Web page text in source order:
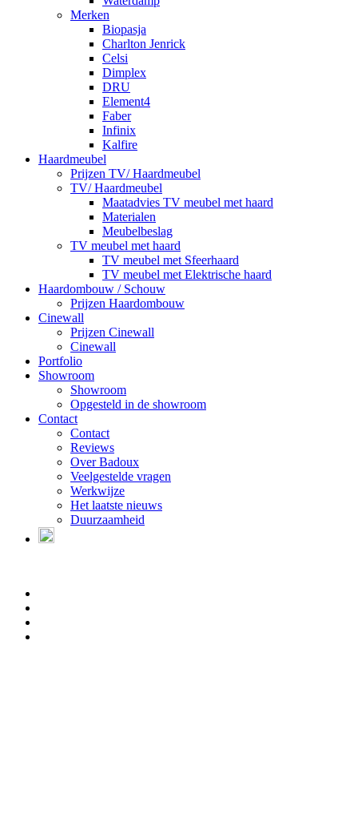
Merken
Biopasja
Charlton Jenrick
Celsi
Dimplex
DRU
Element4
Faber
Infinix
Kalfire
Haardmeubel
Prijzen TV/ Haardmeubel
TV/ Haardmeubel
Maatadvies TV meubel met haard
Materialen
Meubelbeslag
TV meubel met haard
TV meubel met Sfeerhaard
TV meubel met Elektrische haard
Haardombouw / Schouw
Prijzen Haardombouw
Cinewall
Prijzen Cinewall
Cinewall
Portfolio
Showroom
Showroom
Opgesteld in de showroom
Contact
Contact
Reviews
Over Badoux
Veelgestelde vragen
Werkwijze
Het laatste nieuws
Duurzaamheid